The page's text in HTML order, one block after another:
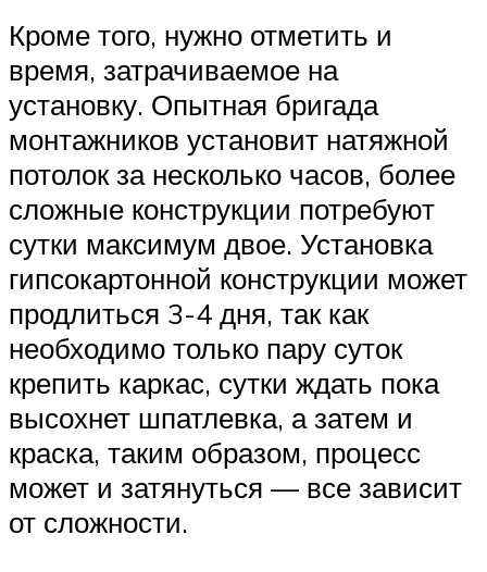
Кроме того, нужно отметить и
время, затрачиваемое на
установку. Опытная бригада
монтажников установит натяжной
потолок за несколько часов, более
сложные конструкции потребуют
сутки максимум двое. Установка
гипсокартонной конструкции может
продлиться 3-4 дня, так как
необходимо только пару суток
крепить каркас, сутки ждать пока
высохнет шпатлевка, а затем и
краска, таким образом, процесс
может и затянуться — все зависит
от сложности.